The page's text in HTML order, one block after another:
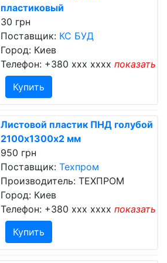
пластиковый
30 грн
Поставщик: КС БУД
Город: Киев
Телефон: +380 xxx xxxx показать
Купить
Листовой пластик ПНД голубой
2100х1300х2 мм
950 грн
Поставщик: Техпром
Производитель: ТЕХПРОМ
Город: Киев
Телефон: +380 xxx xxxx показать
Купить